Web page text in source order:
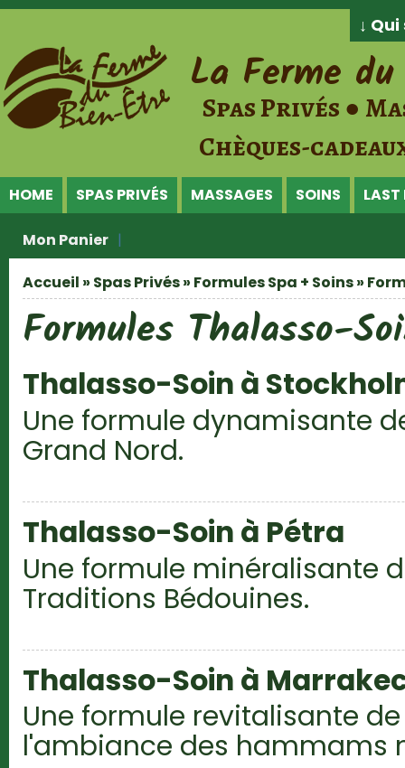
Jump to Content
↓
La Ferme
Spas Privés ●
Chèques-
HOME SPAS PRIVÉS MASSAGES SOINS LAST
Mon Panier
Vous êtes ici
Accueil » Spas Privés» Formules Spa + Soins»
Formules Thalasso-
Thalasso-Soin à
Une formule dynamisante
Grand Nord.
Thalasso-Soin à Pétra
Une formule minéralisante
Traditions Bédouines.
Thalasso-Soin à
Une formule revitalisante
l'ambiance des hammams